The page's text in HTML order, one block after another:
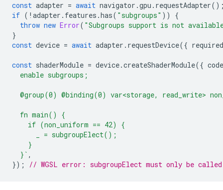
const adapter = await navigator .gpu . requestAdapter
if ( ! adapter . features .has( "subgroups" ))
{
throw new Error( "Subgroups support is not
}
const device = await adapter . requestDevice({
const shaderModule = device.createShaderModule({ code
  enable subgroups;
@group(0) @binding(0) var<storage, read_write>
  fn main() {
    if (non_uniform == 42) {
      _ = subgroupElect();
    }
  }`
,
});
// WGSL error: subgroupElect must only be